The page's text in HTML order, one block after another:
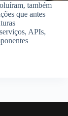
também
que antes
APIs,